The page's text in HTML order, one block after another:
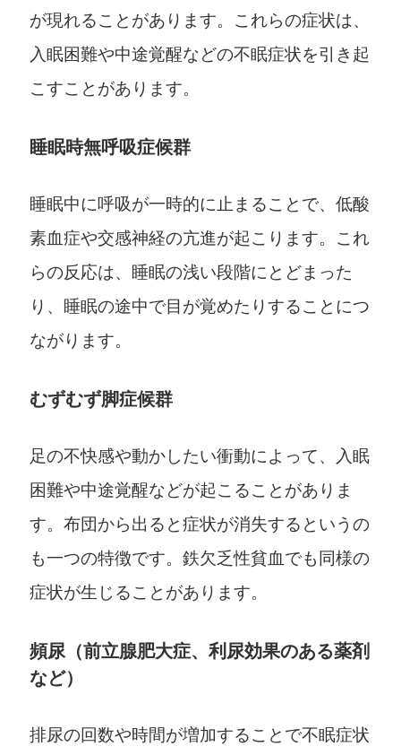
が現れることがあります。これらの症状は、
入眠困難や中途覚醒などの不眠症状を引き起
こすことがあります。
睡眠時無呼吸症候群
睡眠中に呼吸が一時的に止まることで、低酸
素血症や交感神経の亢進が起こります。これ
らの反応は、睡眠の浅い段階にとどまった
り、睡眠の途中で目が覚めたりすることにつ
ながります。
むずむず脚症候群
足の不快感や動かしたい衝動によって、入眠
困難や中途覚醒などが起こることがありま
す。布団から出ると症状が消失するというの
も一つの特徴です。鉄欠乏性貧血でも同様の
症状が生じることがあります。
頻尿（前立腺肥大症、利尿効果のある薬剤
など）
排尿の回数や時間が増加することで不眠症状